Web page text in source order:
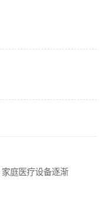
庭医疗设备逐渐